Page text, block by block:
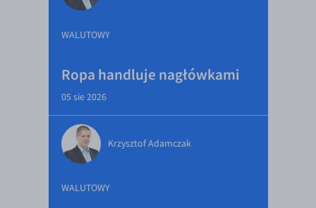
WALUTOWY
Ropa handluje nagłówkami
05 sie 2026
Krzysztof Adamczak
WALUTOWY